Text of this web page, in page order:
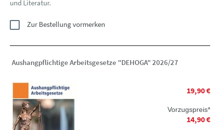
und Literatur.
Zur Bestellung vormerken
Aushangpflichtige Arbeitsgesetze "DEHOGA" 2026/27
19,90 €
Vorzugspreis*
14,90 €